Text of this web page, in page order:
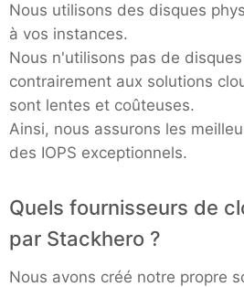
Nous utilisons des disques
à vos instances.
Nous n'utilisons pas de
contrairement aux solutions
sont lentes et coûteuses.
Ainsi, nous assurons les
des IOPS exceptionnels.
Quels fournisseurs de
par Stackhero ?
Nous avons créé notre propre